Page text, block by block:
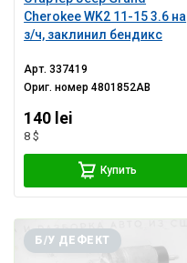
Cherokee WK2 11-15 3.6 на
з/ч, заклинил бендикс
Арт.337419
Ориг. номер4801852AB
140 lei
8 $
Купить
Б/У ДЕФЕКТ